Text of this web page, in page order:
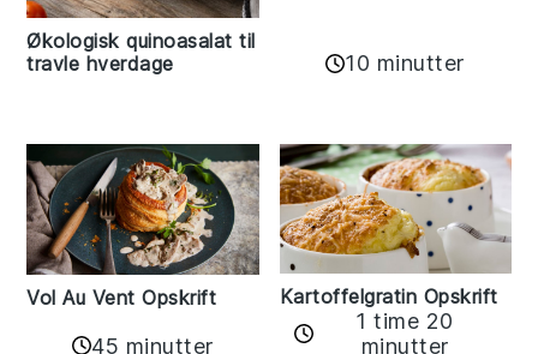
Økologisk quinoasalat til
travle hverdage
10 minutter
Vol Au Vent Opskrift
45 minutter
Kartoffelgratin Opskrift
1 time 20
minutter